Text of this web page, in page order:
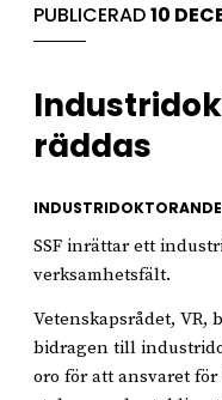
PUBLICERAD10
räddas
SSF inrättar ett
verksamhetsfält.
Vetenskapsrådet, VR,
bidragen till
oro för att ansvaret